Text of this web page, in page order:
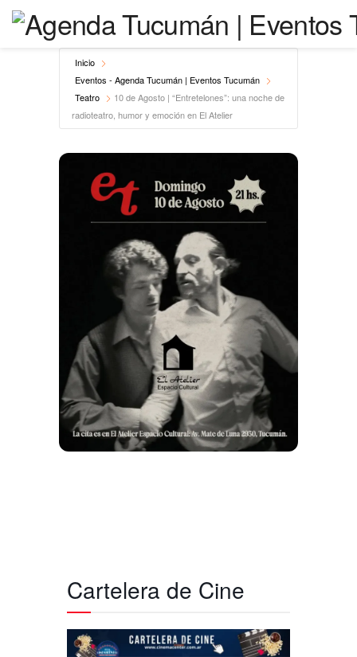
Inicio
Eventos - Agenda Tucumán | Eventos Tucumán
Teatro
10 de Agosto | “Entretelones”: una noche de
radioteatro, humor y emoción en El Atelier
Cartelera de Cine